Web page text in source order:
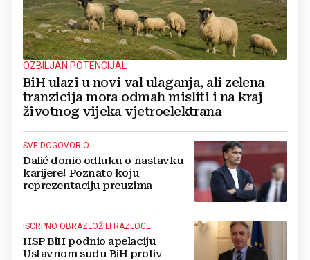
OZBILJAN POTENCIJAL
BiH ulazi u novi val ulaganja, ali zelena
tranzicija mora odmah misliti i na kraj
životnog vijeka vjetroelektrana
SVE DOGOVORIO
Dalić donio odluku o nastavku
karijere! Poznato koju
reprezentaciju preuzima
ISCRPNO OBRAZLOŽILI RAZLOGE
HSP BiH podnio apelaciju
Ustavnom sudu BiH protiv